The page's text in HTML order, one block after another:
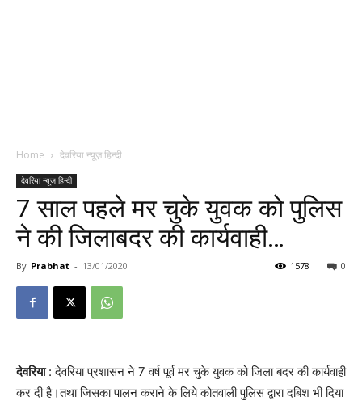
Home देवरिया न्यूज़ हिन्दी
देवरिया न्यूज़ हिन्दी
7 साल पहले मर चुके युवक को पुलिस
ने की जिलाबदर की कार्यवाही…
By Prabhat - 13/01/2020 0
1578
देवरिया: देवरिया प्रशासन ने 7 वर्ष पूर्व मर चुके युवक को जिला बदर की कार्यवाही
कर दी है।तथा जिसका पालन कराने के लिये कोतवाली पुलिस द्वारा दबिश भी दिया